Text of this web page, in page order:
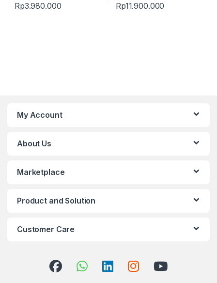
Rp3.980.000 Rp11.900.000
My Account
About Us
Marketplace
Product and Solution
Customer Care